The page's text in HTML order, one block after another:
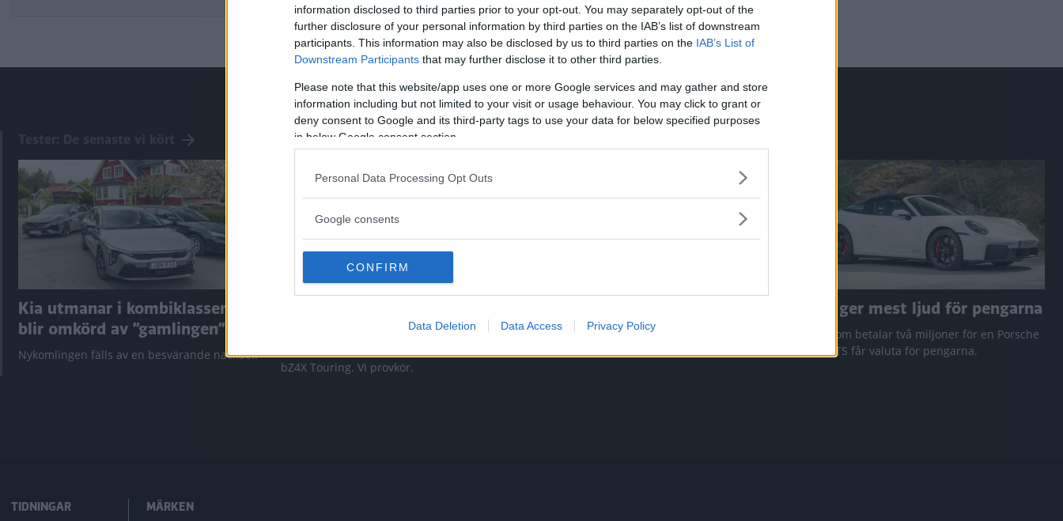
information disclosed to third parties prior to your opt-out. You may separately opt-out of the
further disclosure of your personal information by third parties on the IAB’s list of downstream
participants. This information may also be disclosed by us to third parties on the IAB’s List of
Downstream Participants that may further disclose it to other third parties.
Please note that this website/app uses one or more Google services and may gather and store
information including but not limited to your visit or usage behaviour. You may click to grant or
deny consent to Google and its third-party tags to use your data for below specified purposes
in below Google consent section.
Personal Data Processing Opt Outs
Google consents
CONFIRM
Data Deletion Data Access Privacy Policy
Kia utmanar i kombiklassen –
blir omkörd av ”gamlingen”
Nykomlingen fälls av en besvärande nackdel.
Utbudet av terrängdugliga kombibilar har
bZ4X Touring. Vi provkör.
Vi ställe nykomlingen mot Audi Q3 och
Den ger mest ljud för pengarna
Den som betalar två miljoner för en Porsche
911 GTS får valuta för pengarna.
TIDNINGAR MÄRKEN